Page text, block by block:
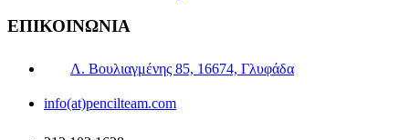
ΕΠΙΚΟΙΝΩΝΙΑ
Λ. Βουλιαγμένης 85, 16674, Γλυφάδα
info(at)pencilteam.com